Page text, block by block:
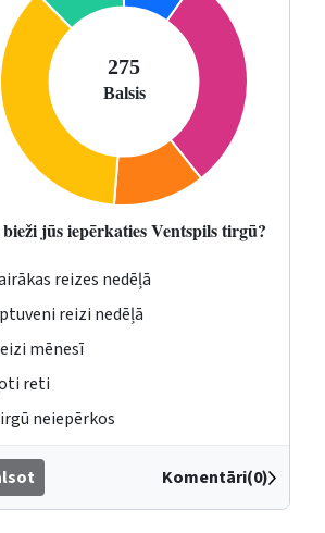
jūs iepērkaties Ventspils tirgū?
reizes nedēļā
reizi nedēļā
mēnesī
reti
neiepērkos
Komentāri(0)